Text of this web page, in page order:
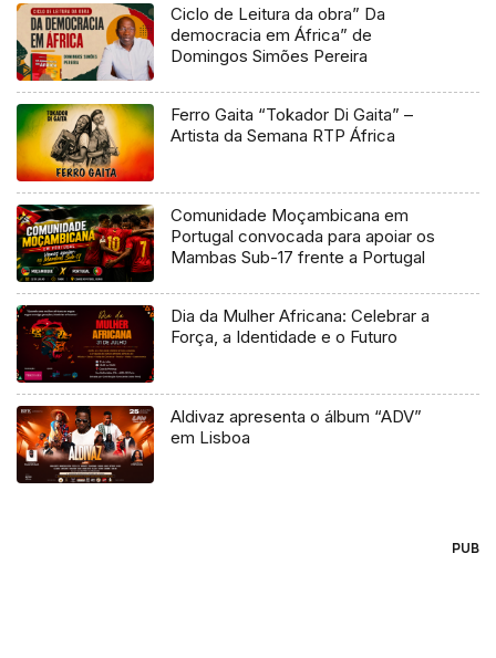
Ciclo de Leitura da obra” Da
democracia em África” de
Domingos Simões Pereira
Ferro Gaita “Tokador Di Gaita” –
Artista da Semana RTP África
Comunidade Moçambicana em
Portugal convocada para apoiar os
Mambas Sub-17 frente a Portugal
Dia da Mulher Africana: Celebrar a
Força, a Identidade e o Futuro
Aldivaz apresenta o álbum “ADV”
em Lisboa
PUB